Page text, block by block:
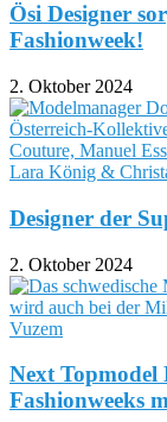
Ösi Designer
Fashionweek!
2. Oktober 2024
Designer der
2. Oktober 2024
Next Topmodel
Fashionweeks